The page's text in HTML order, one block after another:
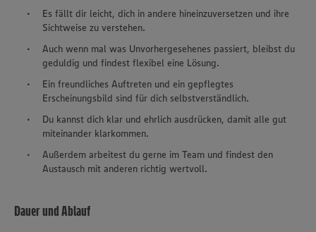
Es fällt dir leicht, dich in andere hineinzuversetzen und ihre
Sichtweise zu verstehen.
Auch wenn mal was Unvorhergesehenes passiert, bleibst du
geduldig und findest flexibel eine Lösung.
Ein freundliches Auftreten und ein gepflegtes
Erscheinungsbild sind für dich selbstverständlich.
Du kannst dich klar und ehrlich ausdrücken, damit alle gut
miteinander klarkommen.
Außerdem arbeitest du gerne im Team und findest den
Austausch mit anderen richtig wertvoll.
Dauer und Ablauf